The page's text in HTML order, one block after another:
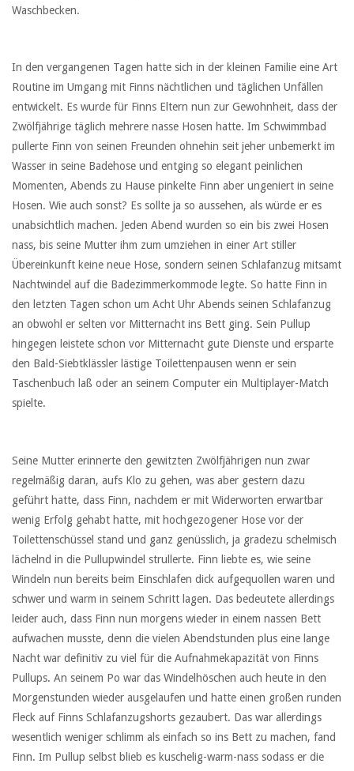
Waschbecken.
In den vergangenen Tagen hatte sich in der kleinen Familie eine Art
Routine im Umgang mit Finns nächtlichen und täglichen Unfällen
entwickelt. Es wurde für Finns Eltern nun zur Gewohnheit, dass der
Zwölfjährige täglich mehrere nasse Hosen hatte. Im Schwimmbad
pullerte Finn von seinen Freunden ohnehin seit jeher unbemerkt im
Wasser in seine Badehose und entging so elegant peinlichen
Momenten, Abends zu Hause pinkelte Finn aber ungeniert in seine
Hosen. Wie auch sonst? Es sollte ja so aussehen, als würde er es
unabsichtlich machen. Jeden Abend wurden so ein bis zwei Hosen
nass, bis seine Mutter ihm zum umziehen in einer Art stiller
Übereinkunft keine neue Hose, sondern seinen Schlafanzug mitsamt
Nachtwindel auf die Badezimmerkommode legte. So hatte Finn in
den letzten Tagen schon um Acht Uhr Abends seinen Schlafanzug
an obwohl er selten vor Mitternacht ins Bett ging. Sein Pullup
hingegen leistete schon vor Mitternacht gute Dienste und ersparte
den Bald-Siebtklässler lästige Toilettenpausen wenn er sein
Taschenbuch laß oder an seinem Computer ein Multiplayer-Match
spielte.
Seine Mutter erinnerte den gewitzten Zwölfjährigen nun zwar
regelmäßig daran, aufs Klo zu gehen, was aber gestern dazu
geführt hatte, dass Finn, nachdem er mit Widerworten erwartbar
wenig Erfolg gehabt hatte, mit hochgezogener Hose vor der
Toilettenschüssel stand und ganz genüsslich, ja gradezu schelmisch
lächelnd in die Pullupwindel strullerte. Finn liebte es, wie seine
Windeln nun bereits beim Einschlafen dick aufgequollen waren und
schwer und warm in seinem Schritt lagen. Das bedeutete allerdings
leider auch, dass Finn nun morgens wieder in einem nassen Bett
aufwachen musste, denn die vielen Abendstunden plus eine lange
Nacht war definitiv zu viel für die Aufnahmekapazität von Finns
Pullups. An seinem Po war das Windelhöschen auch heute in den
Morgenstunden wieder ausgelaufen und hatte einen großen runden
Fleck auf Finns Schlafanzugshorts gezaubert. Das war allerdings
wesentlich weniger schlimm als einfach so ins Bett zu machen, fand
Finn. Im Pullup selbst blieb es kuschelig-warm-nass sodass er die